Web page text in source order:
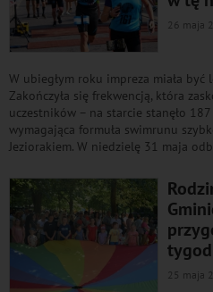
26 maja
W ubiegłym roku impreza miała
Zakończyła się frekwencją, która
uczestników – na starcie stanęło
wymagająca formuła swimrunu
Jeziorakiem. W niedzielę 31 maja
25 maja